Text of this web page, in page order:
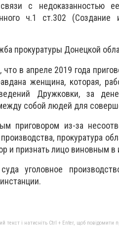
с недоказанностью
ч.1 ст.302
прокуратуры Донецкой
в апреле 2019 года
женщина, которая,
Дружковки, за
собой людей для
приговором из-за
прокуратура
и признать лицо виновным
уголовное
текст і натисніть Ctrl + Enter, щоб повідомити